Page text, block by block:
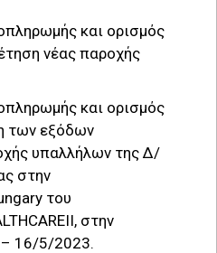
και ορισμός
νέας παροχής
και ορισμός
των εξόδων
υπαλλήλων της Δ/
στην
του
στην
16/5/2023.